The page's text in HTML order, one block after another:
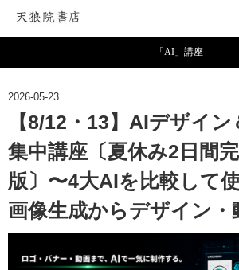
「AI」講座
2026-05-23
【8/12・13】AIデザイ
集中講座〔夏休み2日間
版〕〜4大AIを比較して
画像生成からデザイン・